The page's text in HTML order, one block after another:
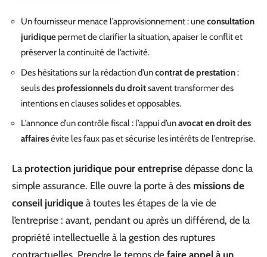
Un fournisseur menace l’approvisionnement : uneconsultation
juridique permet de clarifier la situation, apaiser le conflit et
préserver la continuité de l’activité.
Des hésitations sur la rédaction d’uncontrat de prestation:
seuls desprofessionnels du droitsavent transformer des
intentions en clauses solides et opposables.
L’annonce d’un contrôle fiscal : l’appui d’unavocat en droit des
affairesévite les faux pas et sécurise les intérêts de l’entreprise.
La protection juridique pour entreprise dépasse donc la
simple assurance. Elle ouvre la porte à des missions de
conseil juridique à toutes les étapes de la vie de
l’entreprise : avant, pendant ou après un différend, de la
propriété intellectuelle à la gestion des ruptures
contractuelles. Prendre le temps de faire appel à un